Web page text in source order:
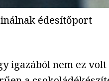
édesítőport
igazából nem ez